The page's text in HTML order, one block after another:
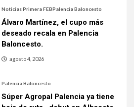
Noticias Primera FEBPalencia Baloncesto
Álvaro Martínez, el cupo más
deseado recala en Palencia
Baloncesto.
agosto 4, 2026
Palencia Baloncesto
Súper Agropal Palencia ya tiene